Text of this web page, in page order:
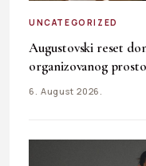
UNCATEGORIZED
Augustovski reset
organizovanog
6. August 2026.